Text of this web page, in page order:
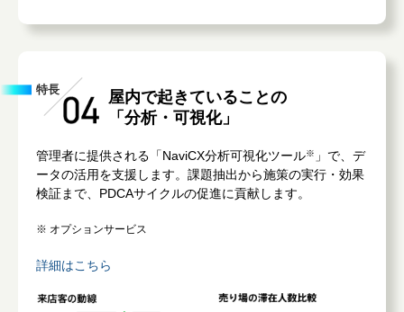
特長
屋内で起きていることの
「分析・可視化」
管理者に提供される「NaviCX分析可視化ツール※ 」で、デ
ータの活用を支援します。課題抽出から施策の実行・効果
検証まで、PDCAサイクルの促進に貢献します。
※ オプションサービス
詳細はこちら